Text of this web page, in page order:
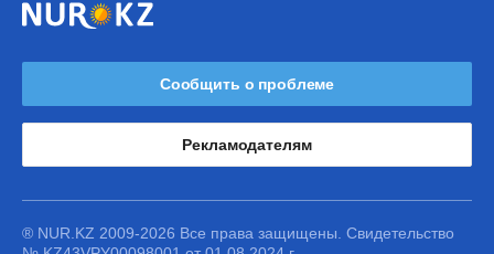
Сообщить о проблеме
Рекламодателям
® NUR.KZ 2009-2026 Все права защищены. Свидетельство